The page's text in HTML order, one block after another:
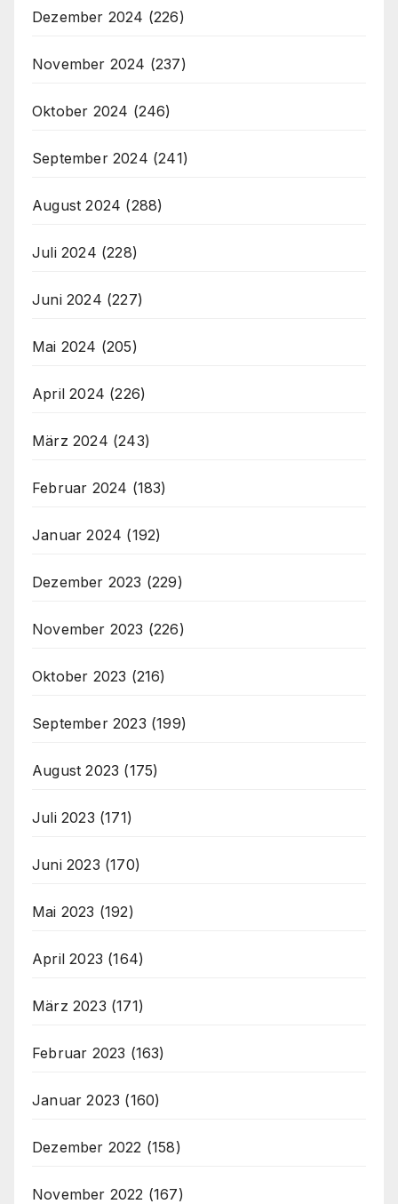
Dezember 2024 (226)
November 2024 (237)
Oktober 2024 (246)
September 2024 (241)
August 2024 (288)
Juli 2024 (228)
Juni 2024 (227)
Mai 2024 (205)
April 2024 (226)
März 2024 (243)
Februar 2024 (183)
Januar 2024 (192)
Dezember 2023 (229)
November 2023 (226)
Oktober 2023 (216)
September 2023 (199)
August 2023 (175)
Juli 2023 (171)
Juni 2023 (170)
Mai 2023 (192)
April 2023 (164)
März 2023 (171)
Februar 2023 (163)
Januar 2023 (160)
Dezember 2022 (158)
November 2022 (167)